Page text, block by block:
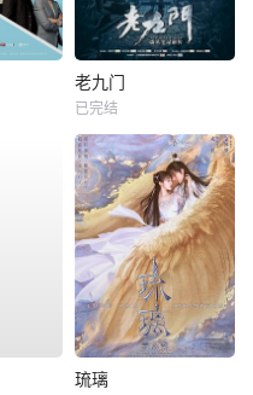
老九门
已完结
琉璃